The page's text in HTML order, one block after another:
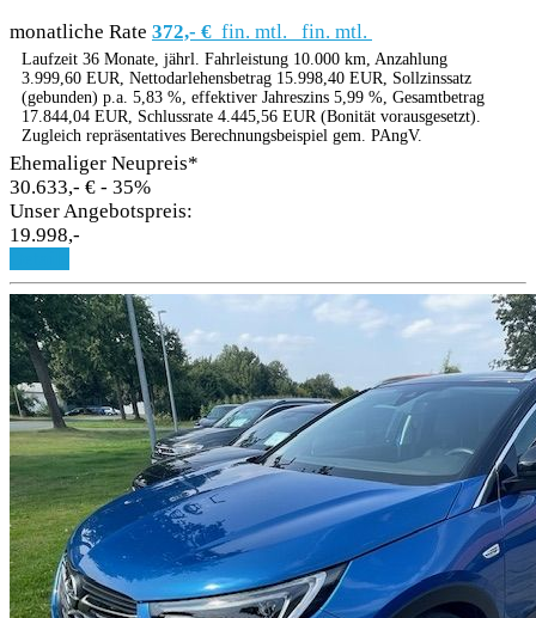
monatliche Rate 372,- € fin. mtl. fin. mtl.
Laufzeit 36 Monate, jährl. Fahrleistung 10.000 km, Anzahlung
3.999,60 EUR, Nettodarlehensbetrag 15.998,40 EUR, Sollzinssatz
(gebunden) p.a. 5,83 %, effektiver Jahreszins 5,99 %, Gesamtbetrag
17.844,04 EUR, Schlussrate 4.445,56 EUR (Bonität vorausgesetzt).
Zugleich repräsentatives Berechnungsbeispiel gem. PAngV.
Ehemaliger Neupreis*
30.633,- € - 35%
Unser Angebotspreis:
19.998,-